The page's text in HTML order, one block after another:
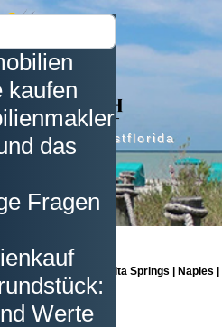
in Südwestflorida
Beach | Estero | Bonita Springs | Naples |
| Captiva Island
kaufen
das
Fragen
Werte